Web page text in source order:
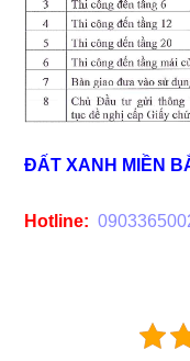
ĐẤT XANH MIỀN
Hotline: